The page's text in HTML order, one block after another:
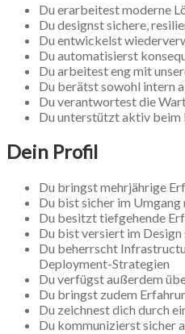
Du erarbeitest moderne
Du designst sichere,
Du entwickelst
Du automatisierst
Du arbeitest eng mit
Du berätst sowohl intern
Du verantwortest die
Du unterstützt aktiv beim
Dein Profil
Du bringst mehrjährige
Du bist sicher im
Du besitzt tiefgehende
Du bist versiert im
Du beherrscht
Deployment-Strategien
Du verfügst außerdem
Du bringst zudem
Du zeichnest dich durch
Du kommunizierst sicher